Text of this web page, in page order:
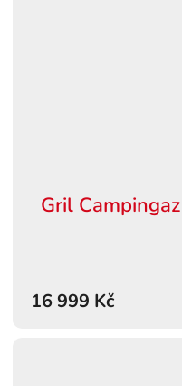
Gril
16 999 Kč